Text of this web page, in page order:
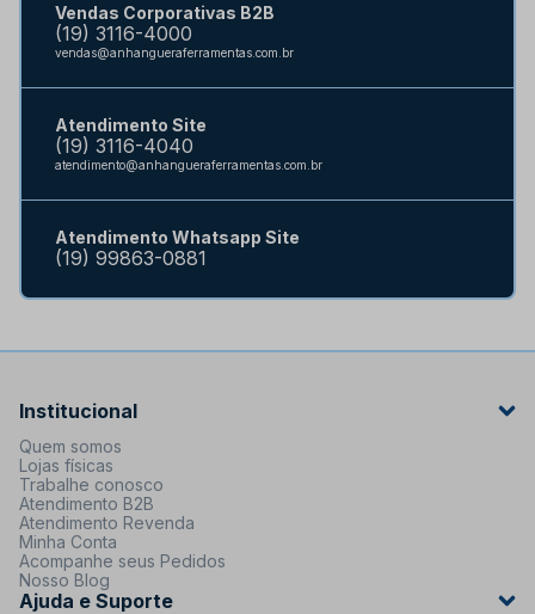
Vendas Corporativas B2B
(19) 3116-4000
vendas@anhangueraferramentas.com.br
Atendimento Site
(19) 3116-4040
atendimento@anhangueraferramentas.com.br
Atendimento Whatsapp Site
(19) 99863-0881
Institucional
Quem somos
Lojas físicas
Trabalhe conosco
Atendimento B2B
Atendimento Revenda
Minha Conta
Acompanhe seus Pedidos
Nosso Blog
Ajuda e Suporte